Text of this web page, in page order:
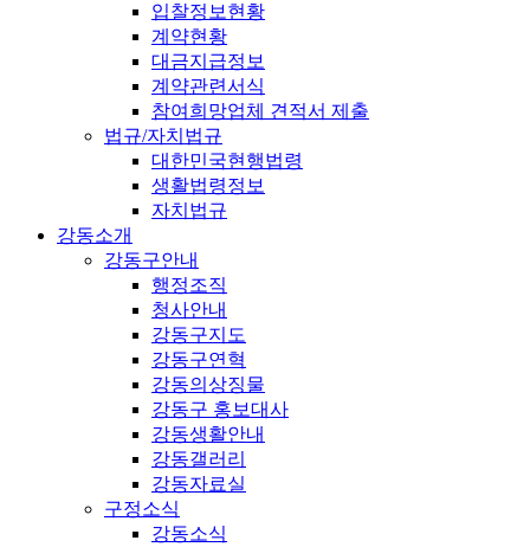
입찰정보현황
계약현황
대금지급정보
계약관련서식
참여희망업체 견적서 제출
법규/자치법규
대한민국현행법령
생활법령정보
자치법규
강동소개
강동구안내
행정조직
청사안내
강동구지도
강동구연혁
강동의상징물
강동구 홍보대사
강동생활안내
강동갤러리
강동자료실
구정소식
강동소식